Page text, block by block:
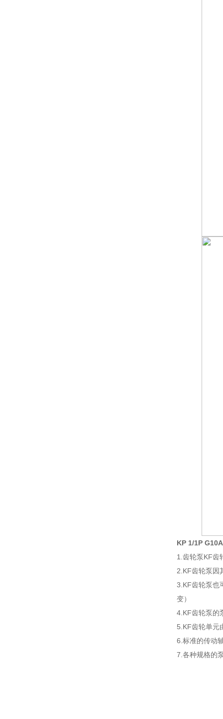
KP 1/1P
1.齿轮泵KF齿
2.KF齿轮泵因
3.KF齿轮泵也
变）
4.KF齿轮泵的
5.KF齿轮单元
6.标准的传动
7.各种规格的